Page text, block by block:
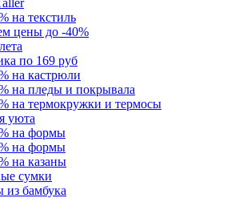
на текстиль
цены до -40%
по 169 руб
на кастрюли
на пледы и покрывала
на термокружки и термосы
уюта
на формы
на формы
на казаны
сумки
из бамбука